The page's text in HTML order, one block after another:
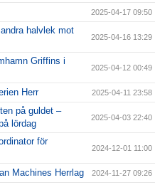
2025-04-17 09:50
halvlek mot
2025-04-16 13:29
Griffins i
2025-04-12 00:49
Herr 2025-04-11 23:58
på guldet –
lördag
2025-04-03 22:40
för
2024-12-01 11:00
Machines Herrlag 2024-11-27 09:26